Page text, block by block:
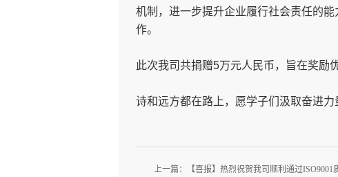
机制，进一步提升企业履行社会责任的能
作。
此次我司共捐赠5万元人民币，旨在奖励
诗和远方都在路上，愿学子们 汲取奋进力
上一篇： 【喜报】热烈祝贺我司顺利通过